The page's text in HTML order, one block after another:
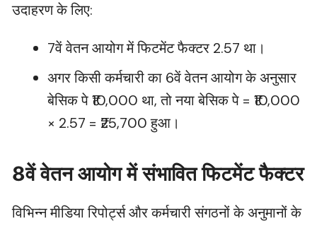
उदाहरण के लिए:
7वें वेतन आयोग में फिटमेंट फैक्टर 2.57 था।
अगर किसी कर्मचारी का 6वें वेतन आयोग के अनुसार
बेसिक पे ₹10,000 था, तो नया बेसिक पे = ₹10,000
× 2.57 = ₹25,700 हुआ।
8वें वेतन आयोग में संभावित फिटमेंट फैक्टर
विभिन्न मीडिया रिपोर्ट्स और कर्मचारी संगठनों के अनुमानों के